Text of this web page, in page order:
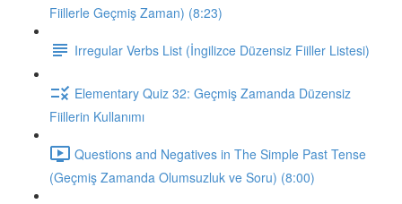
Fiillerle Geçmiş Zaman) (8:23)
Irregular Verbs List (İngilizce Düzensiz Fiiller Listesi)
Elementary Quiz 32: Geçmiş Zamanda Düzensiz
Fiillerin Kullanımı
Questions and Negatives in The Simple Past Tense
(Geçmiş Zamanda Olumsuzluk ve Soru) (8:00)